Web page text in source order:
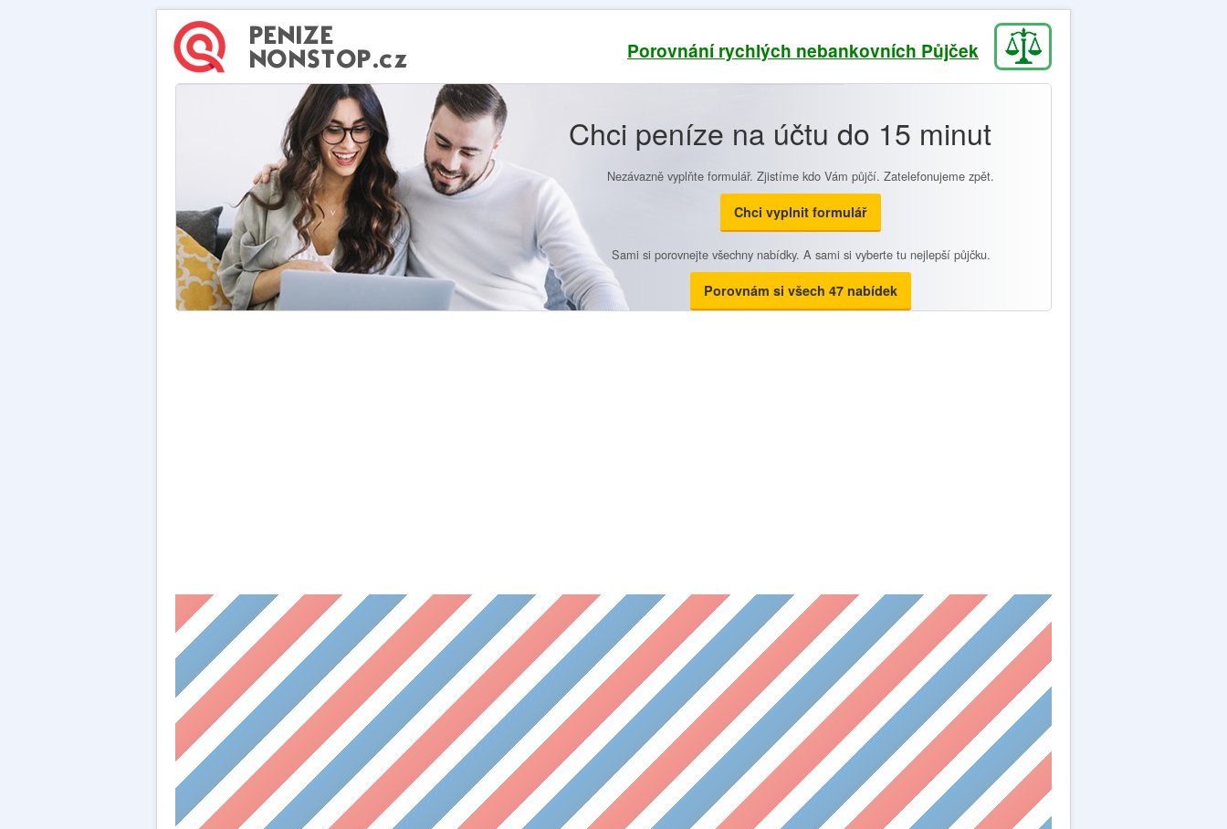
Nová Půjčka online - Ihned na účet - Bez
doložení příjmu (Novinka)
Porovnání rychlých nebankovních Půjček
Chci peníze na účtu do 15 minut
Nezávazně vyplňte formulář. Zjistíme kdo Vám půjčí. Zatelefonujeme zpět.
Chci vyplnit formulář
Sami si porovnejte všechny nabídky. A sami si vyberte tu nejlepší půjčku.
Porovnám si všech 47 nabídek